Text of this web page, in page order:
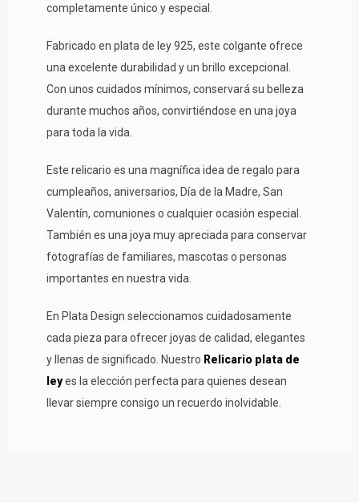
completamente único y especial.
Fabricado en plata de ley 925, este colgante ofrece
una excelente durabilidad y un brillo excepcional.
Con unos cuidados mínimos, conservará su belleza
durante muchos años, convirtiéndose en una joya
para toda la vida.
Este relicario es una magnífica idea de regalo para
cumpleaños, aniversarios, Día de la Madre, San
Valentín, comuniones o cualquier ocasión especial.
También es una joya muy apreciada para conservar
fotografías de familiares, mascotas o personas
importantes en nuestra vida.
En Plata Design seleccionamos cuidadosamente
cada pieza para ofrecer joyas de calidad, elegantes
y llenas de significado. Nuestro Relicario plata de
leyes la elección perfecta para quienes desean
llevar siempre consigo un recuerdo inolvidable.